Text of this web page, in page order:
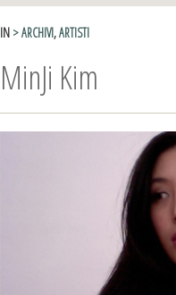
IN > ARCHIVI,ARTISTI
MinJi Kim